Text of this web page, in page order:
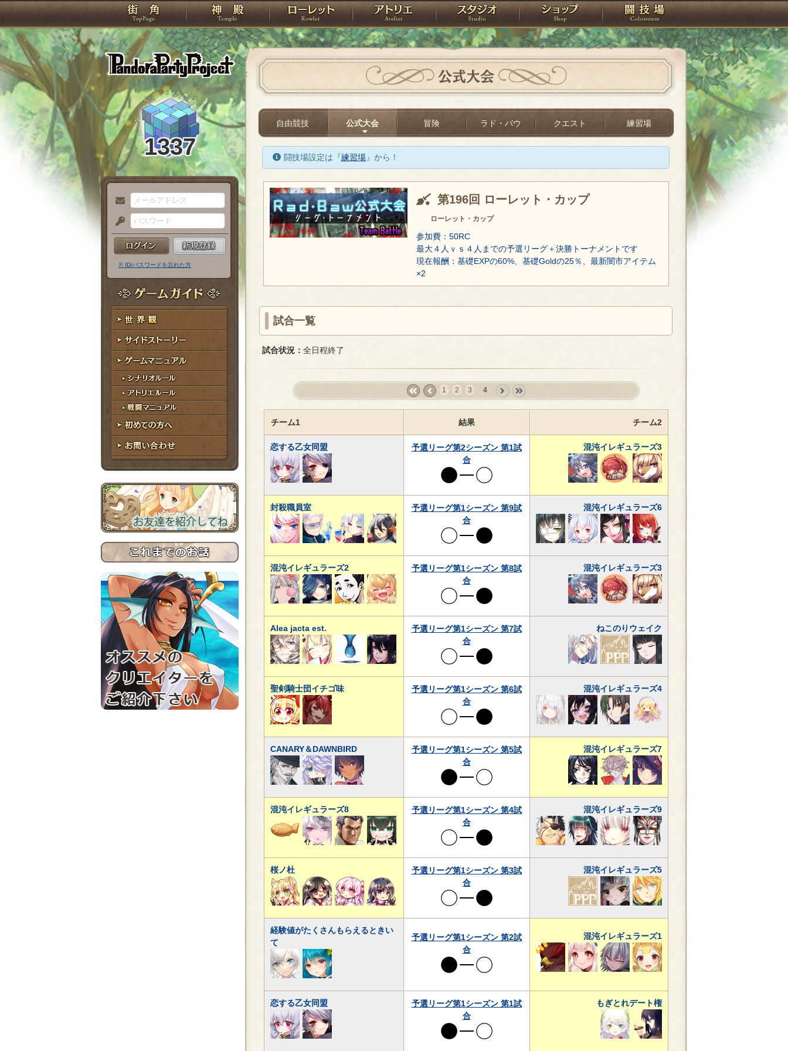
PandoraPartyProject
TOP 神殿 ローレット アトリエ スタジオ ショップ 闘技場
1337
メ
ー
ル
ア
ド
レ
ス
パ
ス
ー
ド
※ ID/パスワードを忘れた方
ゲームガイド
世界観
サイドストーリー
ゲームマニュアル
シナリオルール
アトリエルール
戦闘マニュアル
初めての方へ
お問い合わせ
公式大会
自由競技 公式大会 冒険 ラド・バウ クエスト 練習場
闘技場設定は『練習場』から！
第196回 ローレット・カップ
ローレット・カップ
参加費：50RC
最大４人ｖｓ４人までの予選リーグ＋決勝トーナメントです
現在報酬：基礎EXPの60%、基礎Goldの25％、最新闇市アイテム
×2
試合一覧
試合状況： 全日程終了
1 2 3
4
チーム1 結果 チーム2
恋する乙女同盟
予選リーグ第2シーズン 第1試
合
混沌イレギュラーズ3
封殺職員室
予選リーグ第1シーズン 第9試
合
混沌イレギュラーズ6
混沌イレギュラーズ2
予選リーグ第1シーズン 第8試
合
混沌イレギュラーズ3
Alea jacta est.
予選リーグ第1シーズン 第7試
合
ねこのりウェイク
聖剣騎士団イチゴ味
予選リーグ第1シーズン 第6試
合
混沌イレギュラーズ4
CANARY＆DAWNBIRD
予選リーグ第1シーズン 第5試
合
混沌イレギュラーズ7
混沌イレギュラーズ8
予選リーグ第1シーズン 第4試
合
混沌イレギュラーズ9
桜ノ杜
予選リーグ第1シーズン 第3試
合
混沌イレギュラーズ5
経験値がたくさんもらえるときい
て
予選リーグ第1シーズン 第2試
合
混沌イレギュラーズ1
恋する乙女同盟
予選リーグ第1シーズン 第1試
合
もぎとれデート権